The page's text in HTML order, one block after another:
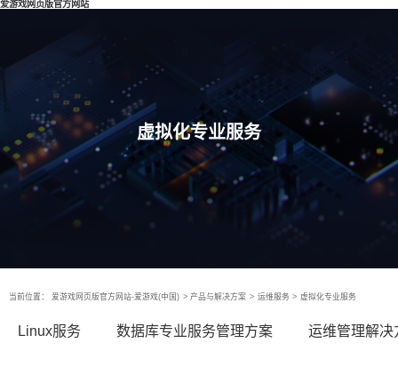
爱游戏网页版官方网站
虚拟化专业服务
当前位置： 爱游戏网页版官方网站-爱游戏(中国) > 产品与解决方案 > 运维服务 > 虚拟化专业服务
Linux服务 数据库专业服务管理方案 运维管理解决